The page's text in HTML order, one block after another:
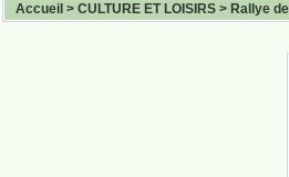
Accueil > CULTURE ET LOISIRS > Rallye